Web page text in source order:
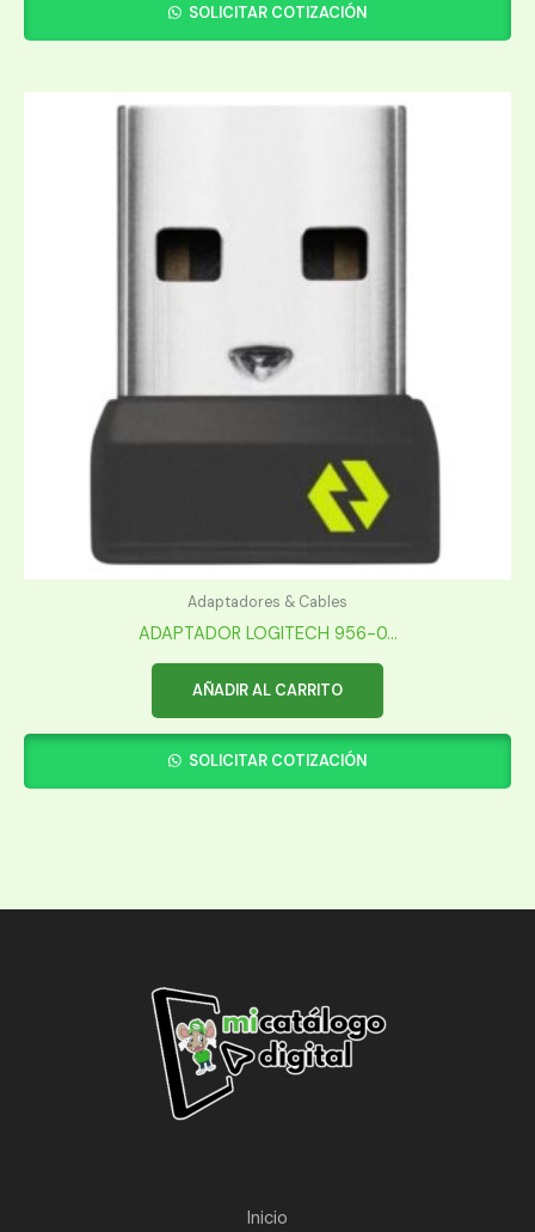
SOLICITAR COTIZACIÓN
Adaptadores & Cables
ADAPTADOR LOGITECH 956-0...
AÑADIR AL CARRITO
SOLICITAR COTIZACIÓN
Inicio